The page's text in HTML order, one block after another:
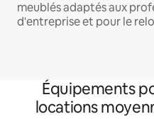
meublés adaptés aux
d'entreprise et pour le
Équipements
locations